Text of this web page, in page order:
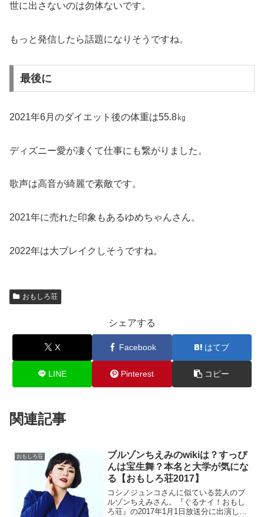
世に出さないのは勿体ないです。
もっと発信したら話題になりそうですね。
最後に
2021年6月のダイエット後の体重は55.8㎏
ディズニー愛が凄くて仕事にも繋がりました。
歌声は高音が綺麗で素敵です。
2021年に売れた印象もあるゆめちゃんさん。
2022年は大ブレイクしそうですね。
おもしろ荘
シェアする
X Facebook はてブ
LINE Pinterest コピー
関連記事
おもしろ荘
ブルゾンちえみのwikiは？すっぴ
んは宝生舞？本名と大学が気にな
る【おもしろ荘2017】
コシノジュンコさんに似ている芸人のブ
ルゾンちえみさん。『ぐるナイ！おもし
ろ荘』の2017年1月1日放送分に出演しま